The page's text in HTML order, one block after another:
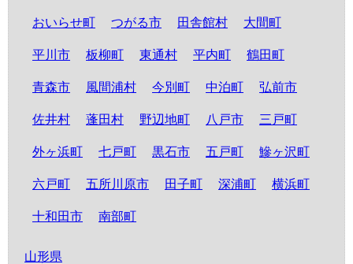
おいらせ町 つがる市 田舎館村 大間町
平川市 板柳町 東通村 平内町 鶴田町
青森市 風間浦村 今別町 中泊町 弘前市
佐井村 蓬田村 野辺地町 八戸市 三戸町
外ヶ浜町 七戸町 黒石市 五戸町 鰺ヶ沢町
六戸町 五所川原市 田子町 深浦町 横浜町
十和田市 南部町
山形県